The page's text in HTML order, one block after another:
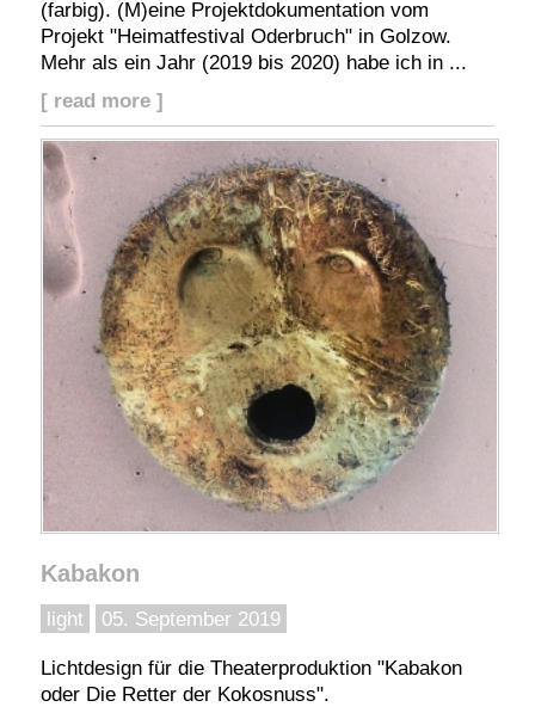
(farbig). (M)eine Projektdokumentation vom
Projekt "Heimatfestival Oderbruch" in Golzow.
Mehr als ein Jahr (2019 bis 2020) habe ich in ...
[ read more ]
Kabakon
light 05. September 2019
Lichtdesign für die Theaterproduktion "Kabakon
oder Die Retter der Kokosnuss".